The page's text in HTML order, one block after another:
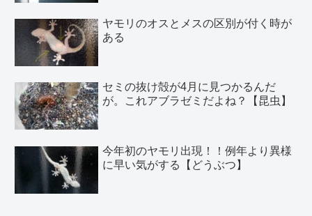
ヤモリのオスとメスの区別が付く時が
ある
セミの抜け殻が4月に見つかるんだ
が。これアブラゼミだよね？【昆虫】
今年初のヤモリ出現！！例年より異様
に早い気がする【どうぶつ】